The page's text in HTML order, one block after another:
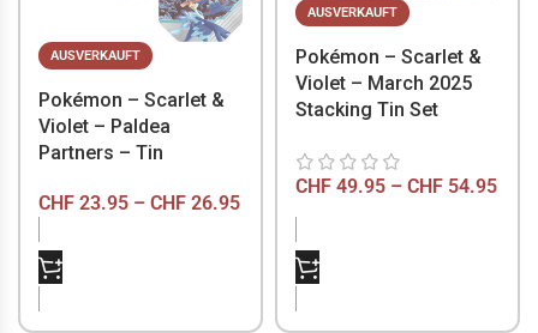
AUSVERKAUFT
Pokémon – Scarlet &
Violet – Paldea
Partners – Tin
CHF 23.95 – CHF 26.95
AUSVERKAUFT
Pokémon – Scarlet &
Violet – March 2025
Stacking Tin Set
CHF49.95 – CHF54.95